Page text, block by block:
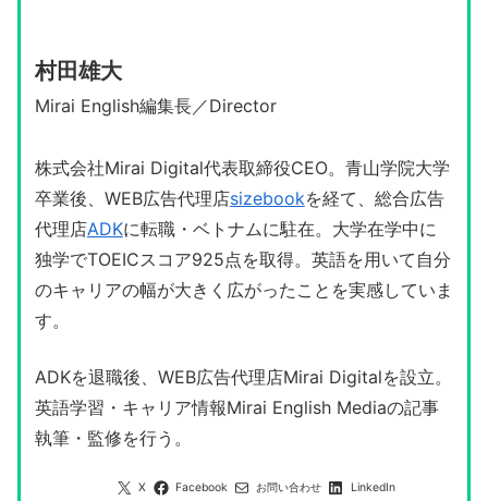
村田雄大
Mirai English編集長／Director
株式会社Mirai Digital代表取締役CEO。青山学院大学
卒業後、WEB広告代理店sizebookを経て、総合広告
代理店ADKに転職・ベトナムに駐在。大学在学中に
独学でTOEICスコア925点を取得。英語を用いて自分
のキャリアの幅が大きく広がったことを実感していま
す。
ADKを退職後、WEB広告代理店Mirai Digitalを設立。
英語学習・キャリア情報Mirai English Mediaの記事
執筆・監修を行う。
X Facebook お問い合わせ LinkedIn